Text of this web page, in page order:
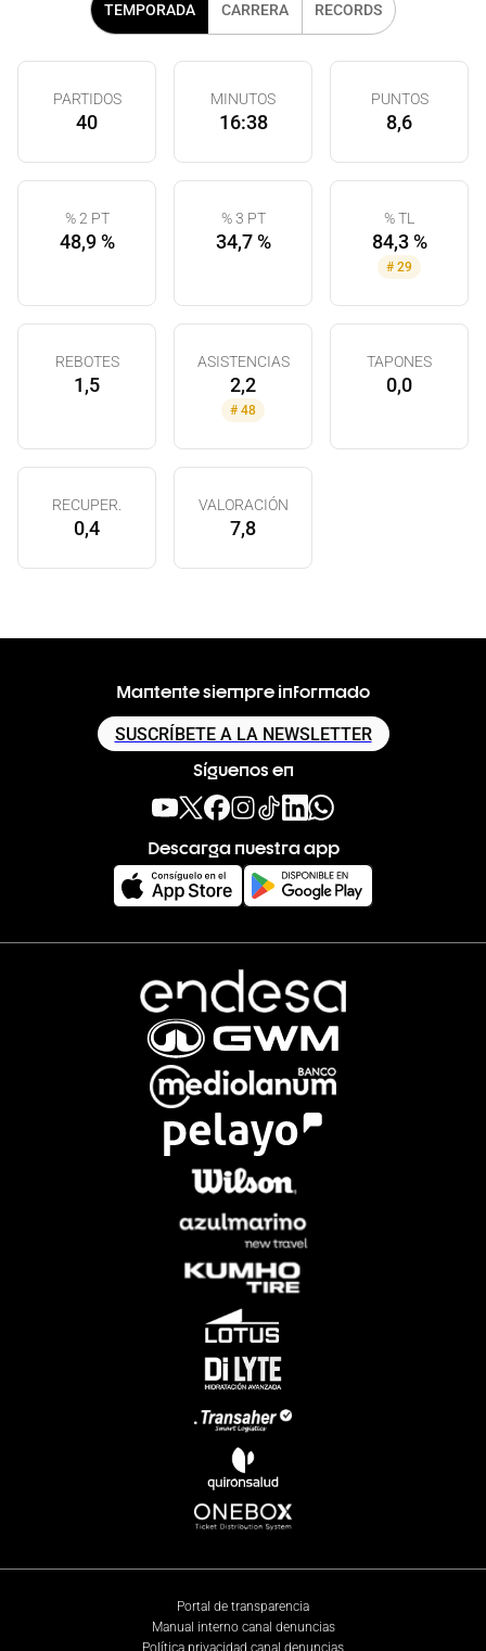
TEMPORADA CARRERA RECORDS
PARTIDOS
40
MINUTOS
16:38
PUNTOS
8,6
% 2 PT
48,9 %
% 3 PT
34,7 %
% TL
84,3 %
# 29
REBOTES
1,5
ASISTENCIAS
2,2
# 48
TAPONES
0,0
RECUPER.
0,4
VALORACIÓN
7,8
Mantente siempre informado
SUSCRÍBETE A LA NEWSLETTER
Síguenos en
Descarga nuestra app
Portal de transparencia
Manual interno canal denuncias
Política privacidad canal denuncias